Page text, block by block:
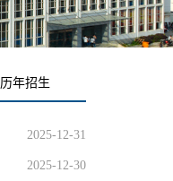
历年招生
2025-12-31
2025-12-30